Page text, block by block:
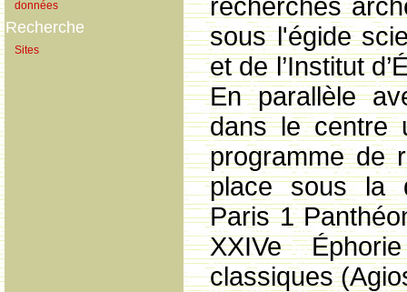
données
Recherche
Sites
recherches
sous l'égide
et de l’Institut
En parallèle
dans le centre
programme de
place sous la
Paris 1
XXIVe
classiques